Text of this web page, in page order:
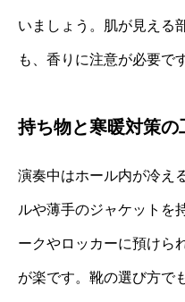
いましょう。肌が見える
も、香りに注意が必要で
持ち物と寒暖対策の
演奏中はホール内が冷え
ルや薄手のジャケットを
ークやロッカーに預けら
が楽です。靴の選び方で